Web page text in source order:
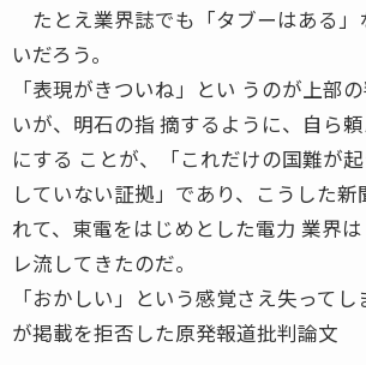
たとえ業界誌でも「タブーはある」
いだろう。
「表現がきついね」とい うのが上部
いが、明石の指 摘するように、自ら
にする ことが、「これだけの国難が
していない証拠」であり、こうした新
れて、東電をはじめとした電力 業界
レ流してきたのだ。
「おかしい」という感覚さえ失って
が掲載を拒否した原発報道批判論文